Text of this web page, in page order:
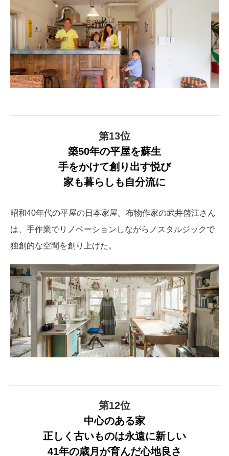
第13位
築50年の平屋を蘇生
手をかけて創り出す悦び
家も暮らしも自分流に
昭和40年代の平屋の日本家屋。布物作家の武井啓江さん
は、手作業でリノベーションしながらノスタルジックで
独創的な空間を創り上げた。
第12位
中心のある家
正しく古いものは永遠に新しい
41年の歳月が育んだ心地良さ